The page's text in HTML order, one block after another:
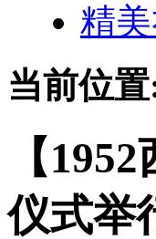
精
当前位
【
仪式举